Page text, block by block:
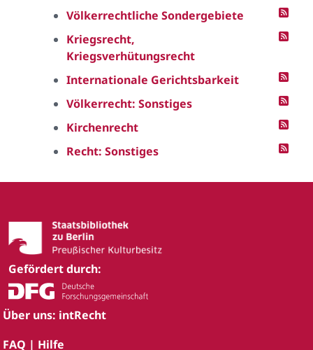
Völkerrechtliche Sondergebiete
Kriegsrecht,
Kriegsverhütungsrecht
Internationale Gerichtsbarkeit
Völkerrecht: Sonstiges
Kirchenrecht
Recht: Sonstiges
Gefördert durch:
Über uns: intRecht
FAQ | Hilfe